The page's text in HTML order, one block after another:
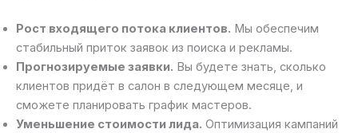
Рост входящего потока клиентов. Мы обеспечим
стабильный приток заявок из поиска и рекламы.
Прогнозируемые заявки. Вы будете знать, сколько
клиентов придёт в салон в следующем месяце, и
сможете планировать график мастеров.
Уменьшение стоимости лида. Оптимизация кампаний